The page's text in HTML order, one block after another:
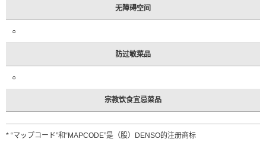
无障碍空间
○
防过敏菜品
○
宗教饮食宜忌菜品
* “マップコード”和“MAPCODE”是（股）DENSO的注册商标